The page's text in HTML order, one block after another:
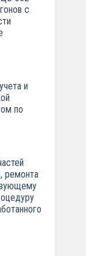
с
и
по
ремонта